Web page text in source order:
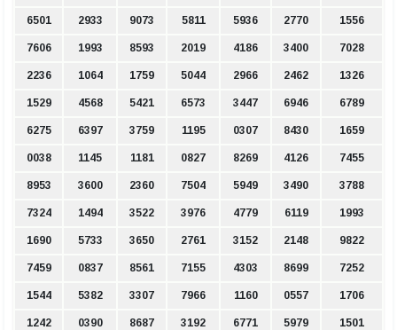
6501 2933 9073 5811 5936 2770 1556
7606 1993 8593 2019 4186 3400 7028
2236 1064 1759 5044 2966 2462 1326
1529 4568 5421 6573 3447 6946 6789
6275 6397 3759 1195 0307 8430 1659
0038 1145 1181 0827 8269 4126 7455
8953 3600 2360 7504 5949 3490 3788
7324 1494 3522 3976 4779 6119 1993
1690 5733 3650 2761 3152 2148 9822
7459 0837 8561 7155 4303 8699 7252
1544 5382 3307 7966 1160 0557 1706
1242 0390 8687 3192 6771 5979 1501